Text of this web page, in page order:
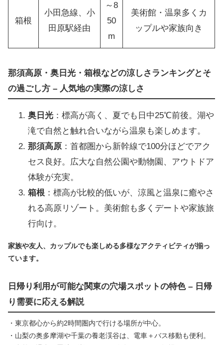
箱根
小田急線、小
田原駅経由
～8
50
m
美術館・温泉多くカ
ップルや家族向き
那須高原・奥日光・箱根などの涼しさランキングとそ
の過ごし方 – 人気地の実際の涼しさ
奥日光 ：標高が高く、夏でも日中25℃前後。湖や
滝で自然と触れ合いながら温泉も楽しめます。
那須高原 ：首都圏から新幹線で100分ほどでアク
セス良好。広大な自然公園や動物園、アウトドア
体験が充実。
箱根 ：標高が比較的低いが、涼風と温泉に癒やさ
れる高原リゾート。美術館も多くデートや家族旅
行向け。
家族や友人、カップルでも楽しめる多様なアクティビティが揃っ
ています。
日帰り利用が可能な関東の穴場スポットの特色 – 日帰
り需要に応える解説
・東京都心から約2時間圏内で行ける場所が中心。
・山梨の奥多摩湖や千葉の養老渓谷は、電車＋バス移動も便利。